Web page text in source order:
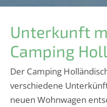
Unterkunft
Camping
Der Camping
verschiedene
neuen Wohnwagen